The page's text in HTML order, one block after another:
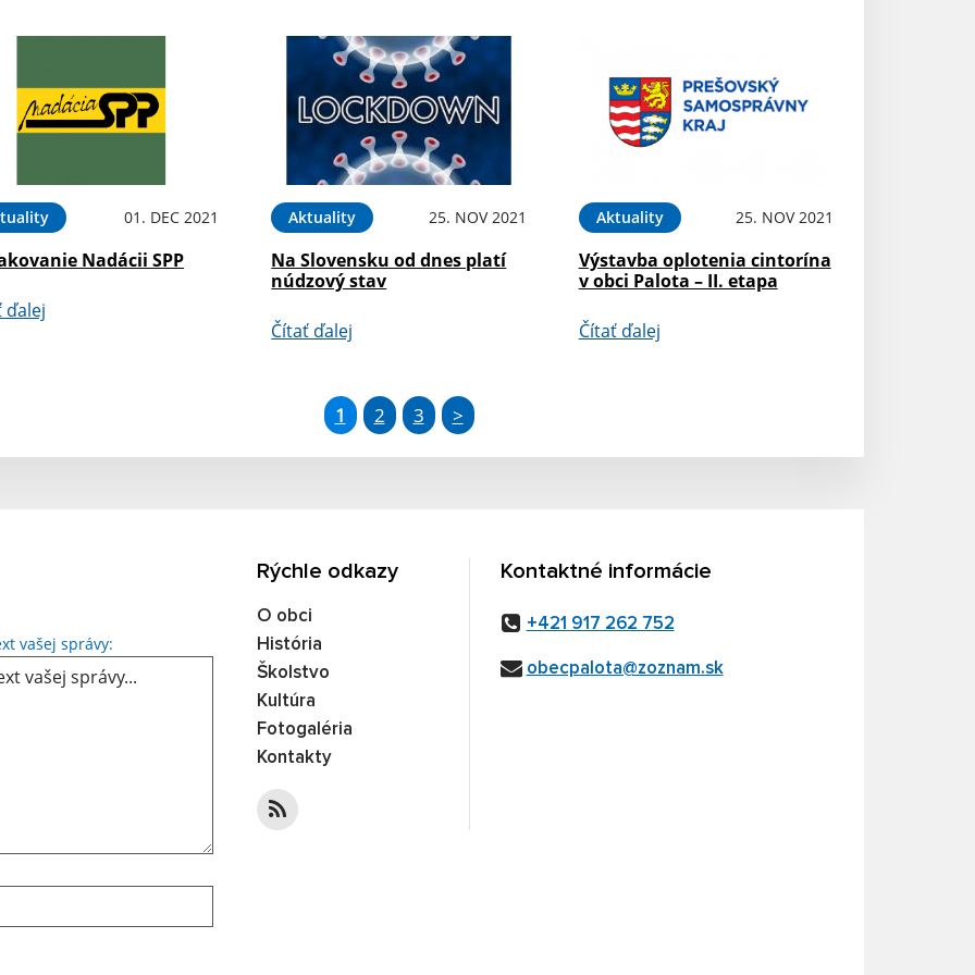
01. DEC 2021
Nadácii SPP
ďalej
Aktuality 25. NOV 2021
Na Slovensku od dnes platí
núdzový stav
Čítať ďalej
Aktuality 25. NOV 2021
Výstavba oplotenia cintorína
v obci Palota – II. etapa
Čítať ďalej
1 2 3 >
vašej správy:
Rýchle odkazy
O obci
História
Školstvo
Kultúra
Fotogaléria
Kontakty
Kontaktné informácie
+421 917 262 752
obecpalota@zoznam.sk